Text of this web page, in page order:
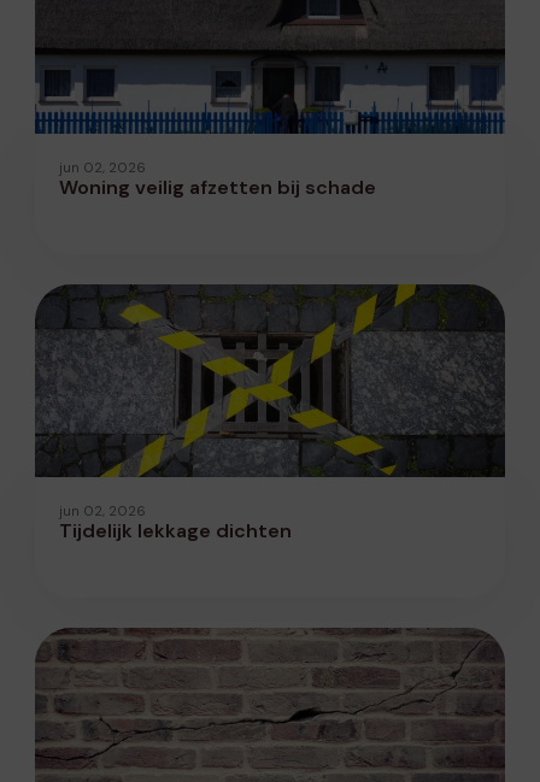
jun 02, 2026
Woning veilig afzetten bij schade
jun 02, 2026
Tijdelijk lekkage dichten